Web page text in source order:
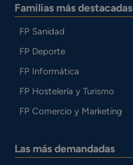
Familias más destacadas
FP Sanidad
FP Deporte
FP Informática
FP Hostelería y Turismo
FP Comercio y Marketing
Las más demandadas